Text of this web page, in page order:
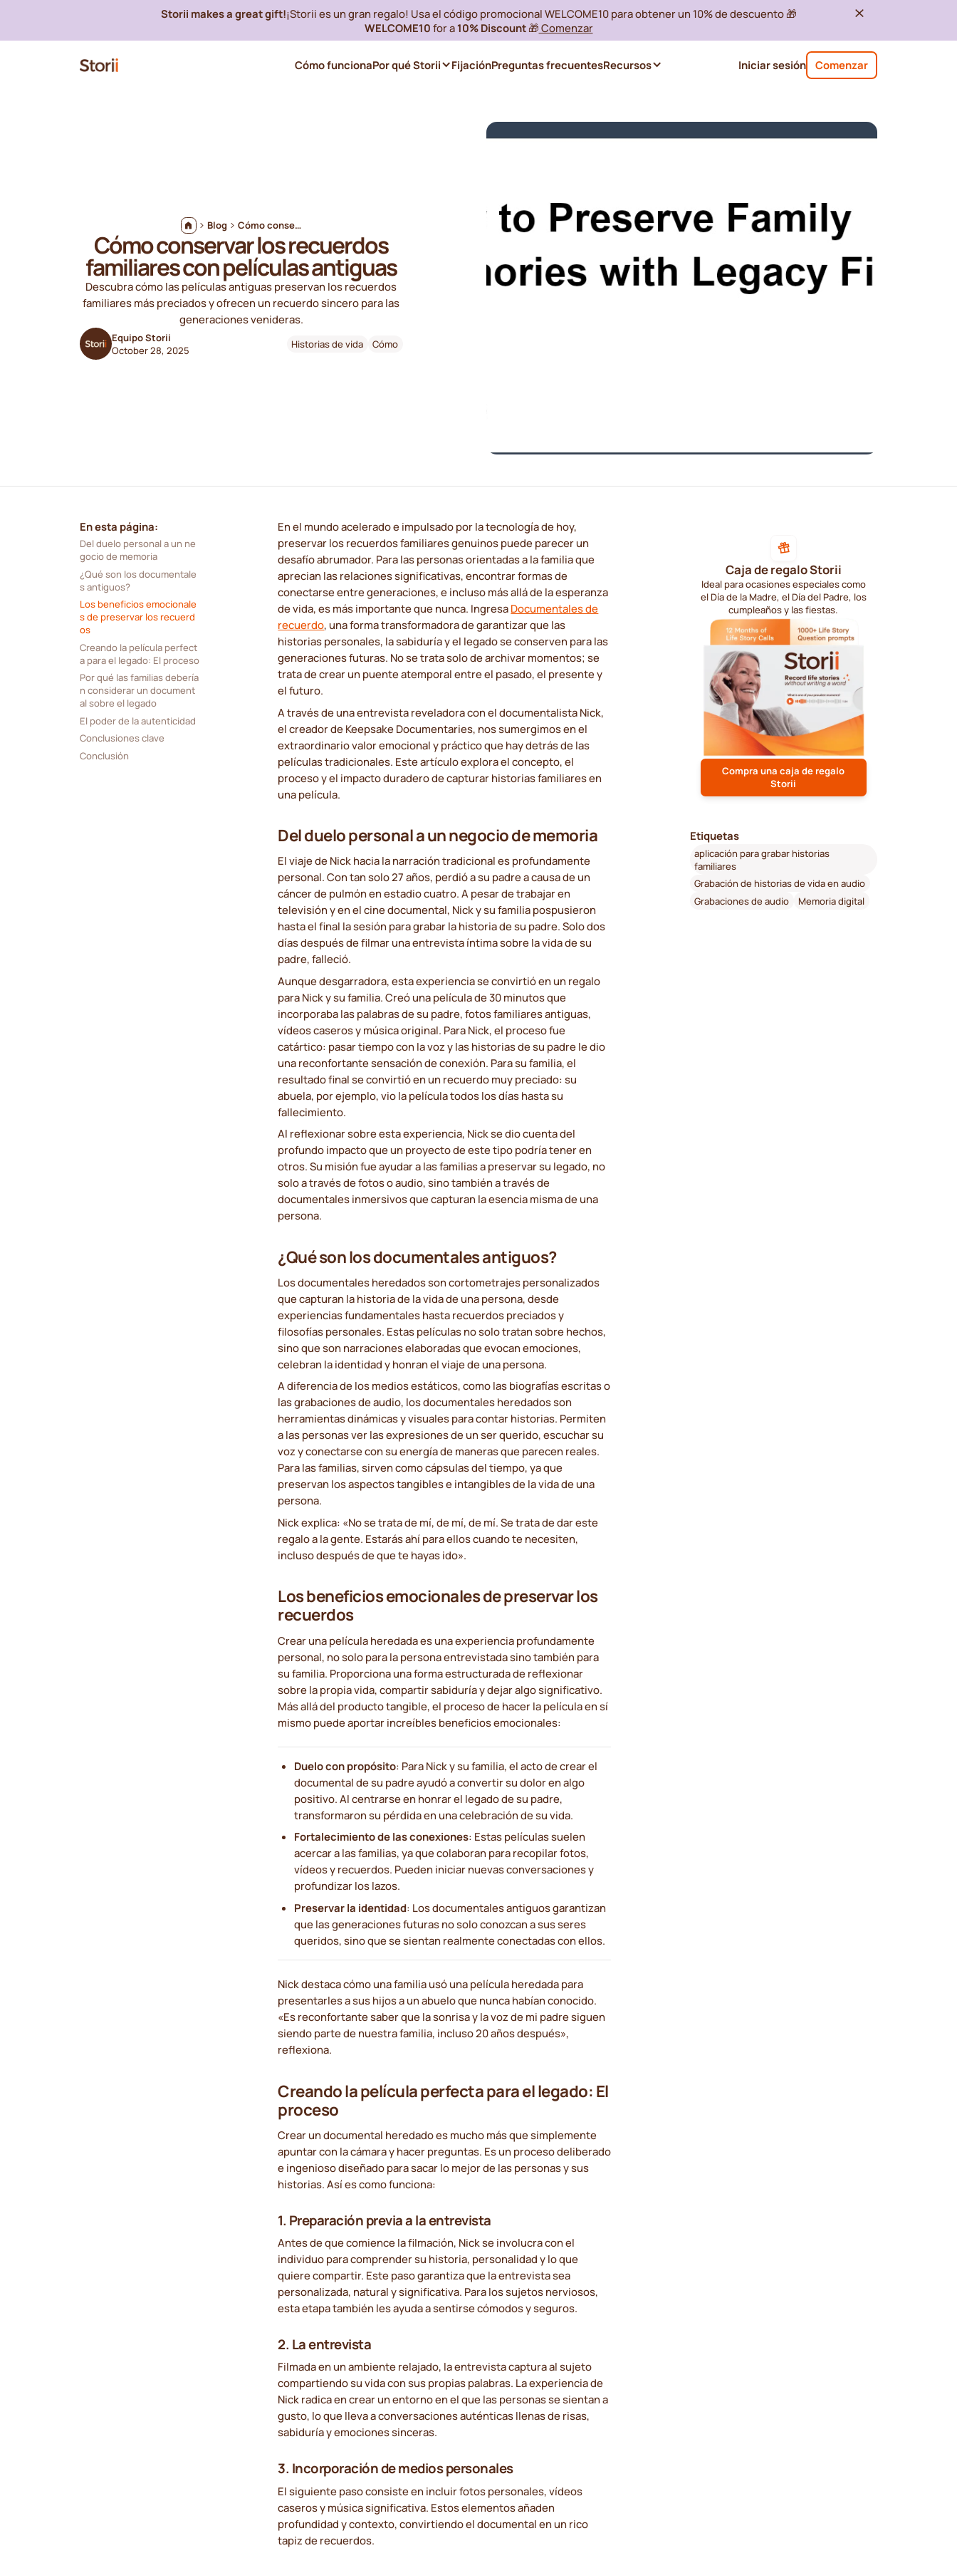
Storii makes a great gift!¡Storii es un gran regalo! Usa el código promocional WELCOME10 para obtener un 10% de descuento 🎁
WELCOME10 for a10% Discount🎁 Comenzar
Iniciar sesión Comenzar
Cómo funcionaPor qué Storii FijaciónPreguntas frecuentesRecursos
Blog Cómo conservar los recuerdos familiares con películas antiguas
Cómo conservar los recuerdos
familiares con películas antiguas
Descubra cómo las películas antiguas preservan los recuerdos
familiares más preciados y ofrecen un recuerdo sincero para las
generaciones venideras.
Equipo Storii
October 28, 2025
Historias de vida Cómo
En esta página:
Del duelo personal a un ne
gocio de memoria
¿Qué son los documentale
s antiguos?
Los beneficios emocionale
s de preservar los recuerd
os
Creando la película perfect
a para el legado: El proceso
Por qué las familias debería
n considerar un document
al sobre el legado
El poder de la autenticidad
Conclusiones clave
Conclusión
En el mundo acelerado e impulsado por la tecnología de hoy,
preservar los recuerdos familiares genuinos puede parecer un
desafío abrumador. Para las personas orientadas a la familia que
aprecian las relaciones significativas, encontrar formas de
conectarse entre generaciones, e incluso más allá de la esperanza
de vida, es más importante que nunca. Ingresa Documentales de
recuerdo, una forma transformadora de garantizar que las
historias personales, la sabiduría y el legado se conserven para las
generaciones futuras. No se trata solo de archivar momentos; se
trata de crear un puente atemporal entre el pasado, el presente y
el futuro.
A través de una entrevista reveladora con el documentalista Nick,
el creador de Keepsake Documentaries, nos sumergimos en el
extraordinario valor emocional y práctico que hay detrás de las
películas tradicionales. Este artículo explora el concepto, el
proceso y el impacto duradero de capturar historias familiares en
una película.
Del duelo personal a un negocio de memoria
El viaje de Nick hacia la narración tradicional es profundamente
personal. Con tan solo 27 años, perdió a su padre a causa de un
cáncer de pulmón en estadio cuatro. A pesar de trabajar en
televisión y en el cine documental, Nick y su familia pospusieron
hasta el final la sesión para grabar la historia de su padre. Solo dos
días después de filmar una entrevista íntima sobre la vida de su
padre, falleció.
Aunque desgarradora, esta experiencia se convirtió en un regalo
para Nick y su familia. Creó una película de 30 minutos que
incorporaba las palabras de su padre, fotos familiares antiguas,
vídeos caseros y música original. Para Nick, el proceso fue
catártico: pasar tiempo con la voz y las historias de su padre le dio
una reconfortante sensación de conexión. Para su familia, el
resultado final se convirtió en un recuerdo muy preciado: su
abuela, por ejemplo, vio la película todos los días hasta su
fallecimiento.
Al reflexionar sobre esta experiencia, Nick se dio cuenta del
profundo impacto que un proyecto de este tipo podría tener en
otros. Su misión fue ayudar a las familias a preservar su legado, no
solo a través de fotos o audio, sino también a través de
documentales inmersivos que capturan la esencia misma de una
persona.
¿Qué son los documentales antiguos?
Los documentales heredados son cortometrajes personalizados
que capturan la historia de la vida de una persona, desde
experiencias fundamentales hasta recuerdos preciados y
filosofías personales. Estas películas no solo tratan sobre hechos,
sino que son narraciones elaboradas que evocan emociones,
celebran la identidad y honran el viaje de una persona.
A diferencia de los medios estáticos, como las biografías escritas o
las grabaciones de audio, los documentales heredados son
herramientas dinámicas y visuales para contar historias. Permiten
a las personas ver las expresiones de un ser querido, escuchar su
voz y conectarse con su energía de maneras que parecen reales.
Para las familias, sirven como cápsulas del tiempo, ya que
preservan los aspectos tangibles e intangibles de la vida de una
persona.
Nick explica: «No se trata de mí, de mí, de mí. Se trata de dar este
regalo a la gente. Estarás ahí para ellos cuando te necesiten,
incluso después de que te hayas ido».
Los beneficios emocionales de preservar los
recuerdos
Crear una película heredada es una experiencia profundamente
personal, no solo para la persona entrevistada sino también para
su familia. Proporciona una forma estructurada de reflexionar
sobre la propia vida, compartir sabiduría y dejar algo significativo.
Más allá del producto tangible, el proceso de hacer la película en sí
mismo puede aportar increíbles beneficios emocionales:
Duelo con propósito: Para Nick y su familia, el acto de crear el
documental de su padre ayudó a convertir su dolor en algo
positivo. Al centrarse en honrar el legado de su padre,
transformaron su pérdida en una celebración de su vida.
Fortalecimiento de las conexiones: Estas películas suelen
acercar a las familias, ya que colaboran para recopilar fotos,
vídeos y recuerdos. Pueden iniciar nuevas conversaciones y
profundizar los lazos.
Preservar la identidad: Los documentales antiguos garantizan
que las generaciones futuras no solo conozcan a sus seres
queridos, sino que se sientan realmente conectadas con ellos.
Nick destaca cómo una familia usó una película heredada para
presentarles a sus hijos a un abuelo que nunca habían conocido.
«Es reconfortante saber que la sonrisa y la voz de mi padre siguen
siendo parte de nuestra familia, incluso 20 años después»,
reflexiona.
Creando la película perfecta para el legado: El
proceso
Crear un documental heredado es mucho más que simplemente
apuntar con la cámara y hacer preguntas. Es un proceso deliberado
e ingenioso diseñado para sacar lo mejor de las personas y sus
historias. Así es como funciona:
1. Preparación previa a la entrevista
Antes de que comience la filmación, Nick se involucra con el
individuo para comprender su historia, personalidad y lo que
quiere compartir. Este paso garantiza que la entrevista sea
personalizada, natural y significativa. Para los sujetos nerviosos,
esta etapa también les ayuda a sentirse cómodos y seguros.
2. La entrevista
Filmada en un ambiente relajado, la entrevista captura al sujeto
compartiendo su vida con sus propias palabras. La experiencia de
Nick radica en crear un entorno en el que las personas se sientan a
gusto, lo que lleva a conversaciones auténticas llenas de risas,
sabiduría y emociones sinceras.
3. Incorporación de medios personales
El siguiente paso consiste en incluir fotos personales, vídeos
caseros y música significativa. Estos elementos añaden
profundidad y contexto, convirtiendo el documental en un rico
tapiz de recuerdos.
Caja de regalo Storii
Ideal para ocasiones especiales como
el Día de la Madre, el Día del Padre, los
cumpleaños y las fiestas.
Compra una caja de regalo
Storii
Etiquetas
aplicación para grabar historias
familiares
Grabación de historias de vida en audio
Grabaciones de audio
Memoria digital